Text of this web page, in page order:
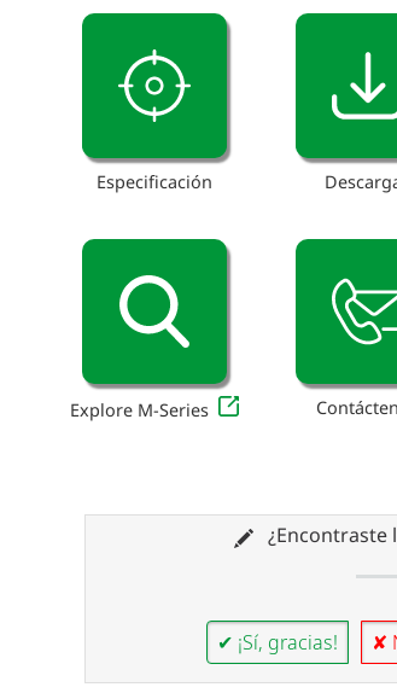
Especificación
Explore M-Series
¿Encontraste
✔ ¡Sí, gracias! ✘